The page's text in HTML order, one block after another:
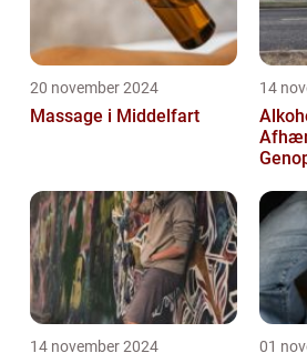
20 november 2024
Massage i Middelfart
14
14 november 2024 01